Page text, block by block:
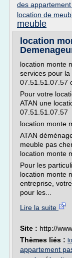
des
location de
meuble
location
location monte
services pour
07.51.51.07.57
Pour votre
ATAN une
07.51.51.07.57
location monte
ATAN
meuble pas
location monte
Pour les
location monte
entreprise,
pour les...
Lire la suite
Site : http://
Thèmes liés :
appartement